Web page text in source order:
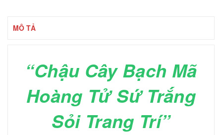
MÔ TẢ
“Chậu Cây Bạch Mã
Hoàng Tử Sứ Trắng
Sỏi Trang Trí”